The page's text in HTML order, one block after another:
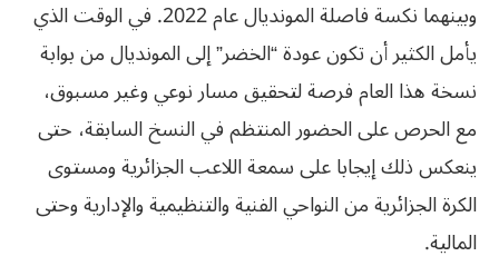
وبينهما نكسة فاصلة المونديال عام 2022. في الوقت الذي
يأمل الكثير أن تكون عودة “الخضر” إلى المونديال من بوابة
نسخة هذا العام فرصة لتحقيق مسار نوعي وغير مسبوق،
مع الحرص على الحضور المنتظم في النسخ السابقة، حتى
ينعكس ذلك إيجابا على سمعة اللاعب الجزائرية ومستوى
الكرة الجزائرية من النواحي الفنية والتنظيمية والإدارية وحتى
المالية.